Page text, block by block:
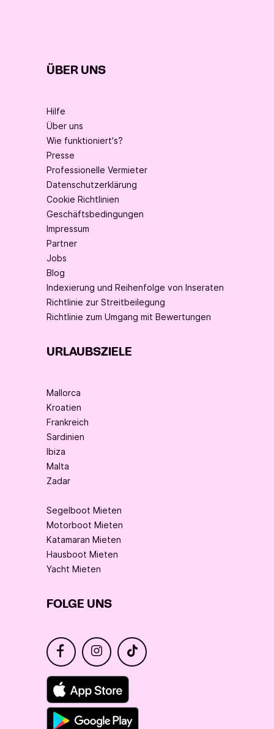
ÜBER UNS
Hilfe
Über uns
Wie funktioniert's?
Presse
Professionelle Vermieter
Datenschutzerklärung
Cookie Richtlinien
Geschäftsbedingungen
Impressum
Partner
Jobs
Blog
Indexierung und Reihenfolge von Inseraten
Richtlinie zur Streitbeilegung
Richtlinie zum Umgang mit Bewertungen
URLAUBSZIELE
Mallorca
Kroatien
Frankreich
Sardinien
Ibiza
Malta
Zadar
Segelboot Mieten
Motorboot Mieten
Katamaran Mieten
Hausboot Mieten
Yacht Mieten
FOLGE UNS